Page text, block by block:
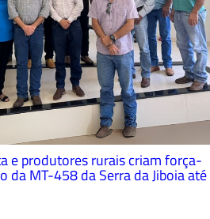
e produtores rurais criam força-
da MT-458 da Serra da Jiboia até